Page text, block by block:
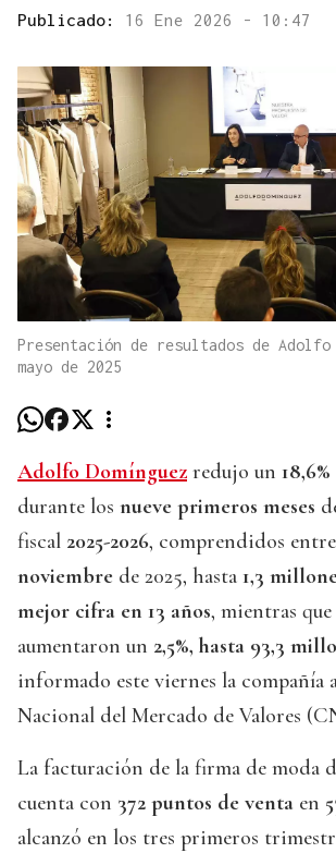
Publicado: 16 Ene 2026 - 10:47
Presentación de resultados de Adolfo
mayo de 2025
Adolfo Domínguez redujo un
durante los nueve primeros meses
fiscal 2025-2026, comprendidos entre
noviembre de 2025, hasta 1,3
mejor cifra en 13 años, mientras que
aumentaron un 2,5%, hasta 93,3
informado este viernes la compañía
Nacional del Mercado de Valores
La facturación de la firma de moda
cuenta con 372 puntos de venta en
alcanzó en los tres primeros